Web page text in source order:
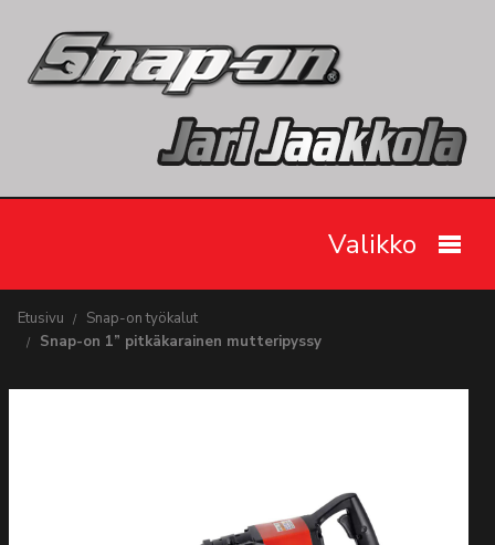
Valikko
Snap-on työkalut
Autodata
Etusivu
Snap-on työkalut
Snap-on 1” pitkäkarainen mutteripyssy